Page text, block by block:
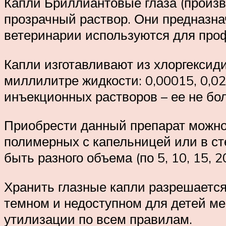
прозрачный раствор. Они
ветеринарии используются для
Капли изготавливают из
миллилитре жидкости: 0,00015,
инъекционных растворов – ее не
Приобрести данный препарат
полимерных с капельницей или в
быть разного объема (по 5, 10, 15,
Хранить глазные капли
темном и недоступном для детей
утилизации по всем правилам.